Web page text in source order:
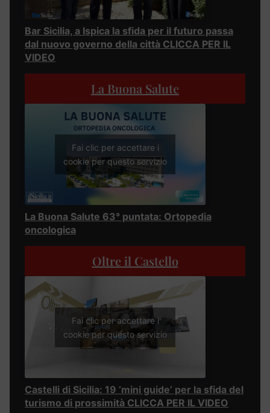
Bar Sicilia, a Ispica la sfida per il futuro passa
dal nuovo governo della città CLICCA PER IL
VIDEO
La Buona Salute
Fai clic per accettare i
cookie per questo servizio
La Buona Salute 63° puntata: Ortopedia
oncologica
Oltre il Castello
Fai clic per accettare i
cookie per questo servizio
Castelli di Sicilia: 19 ‘mini guide’ per la sfida del
turismo di prossimità CLICCA PER IL VIDEO